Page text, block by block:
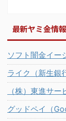
最新ヤミ金情
ソフト闇金イー
ライク（新生銀
（株）東進サー
グッドペイ（